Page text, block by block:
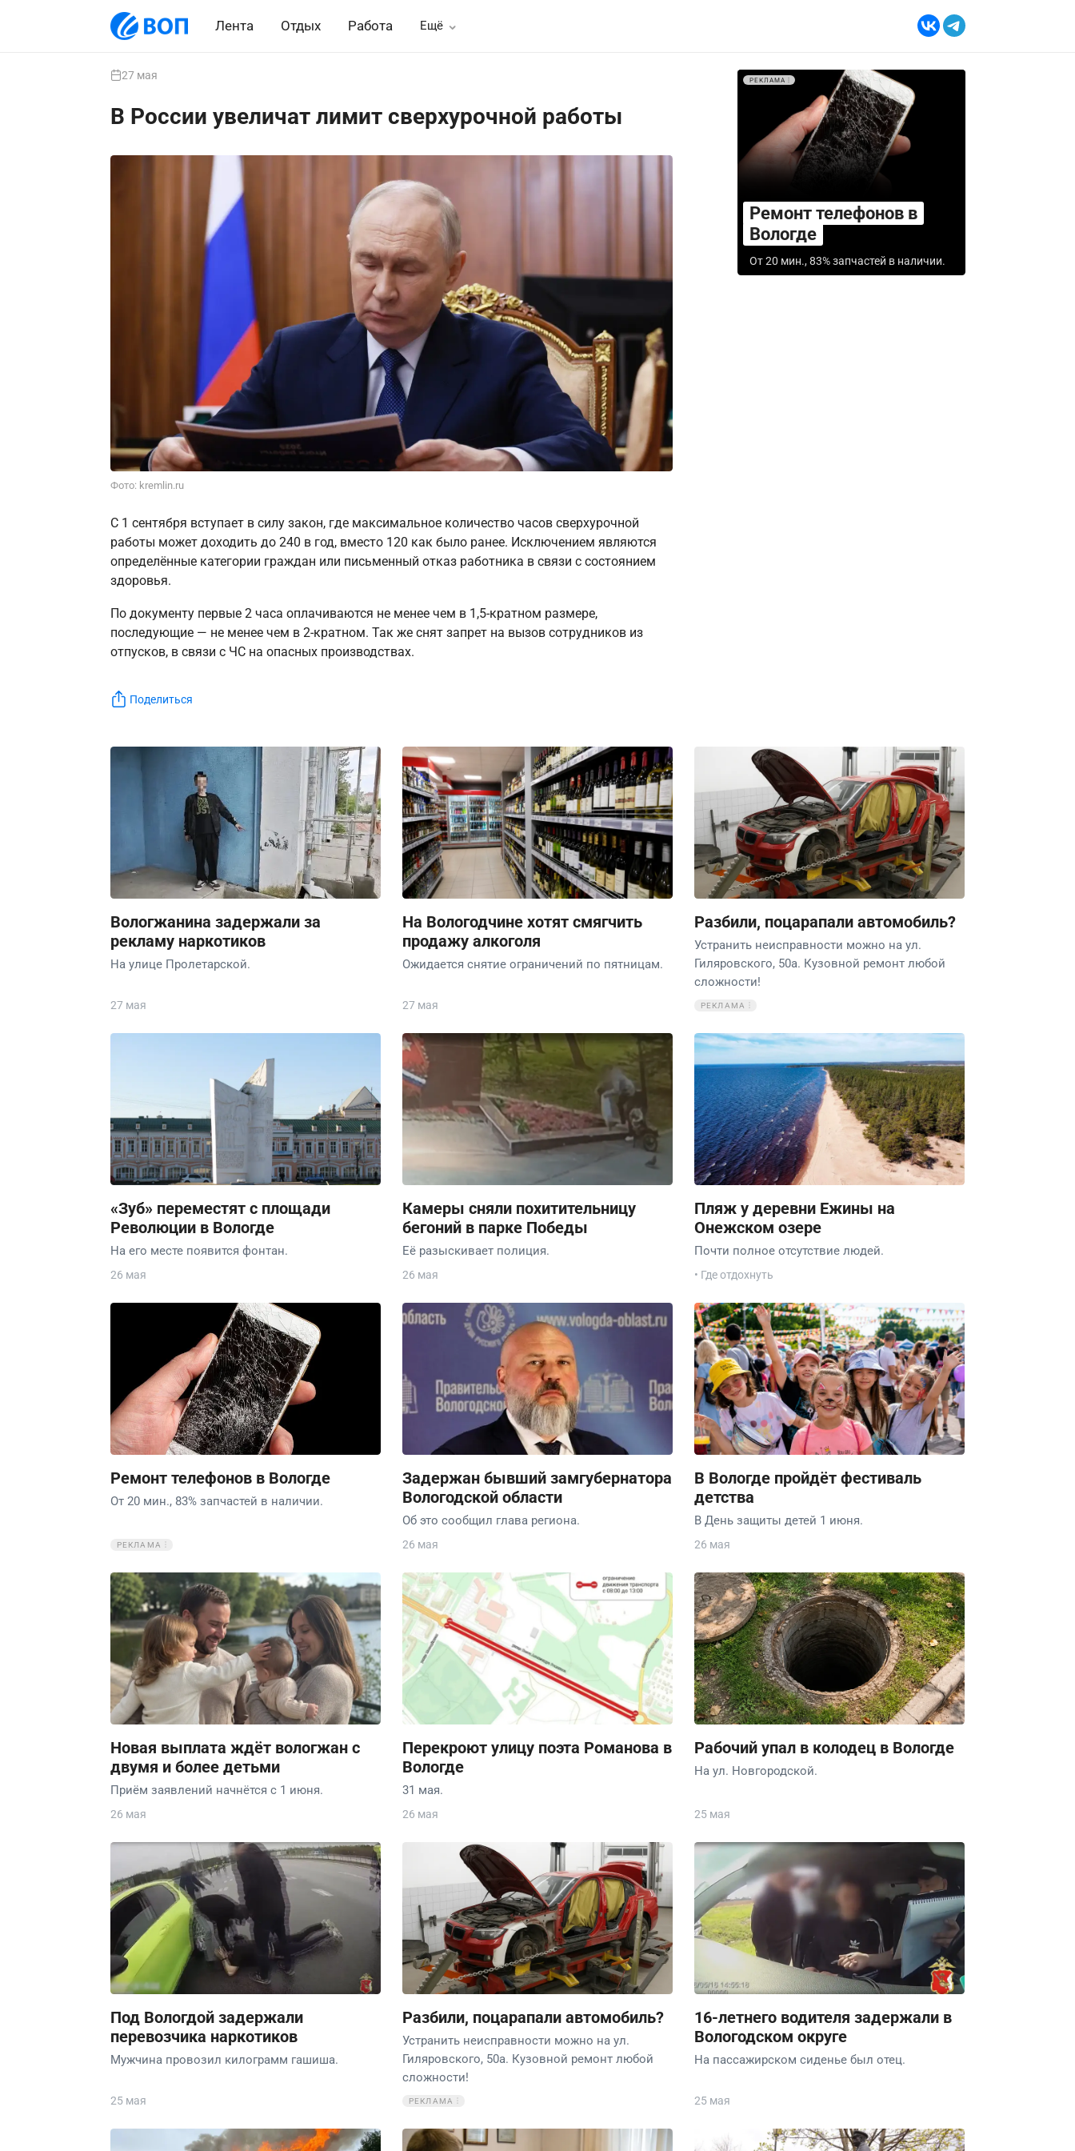
Лента Отдых Работа Ещё
27 мая
В России увеличат лимит сверхурочной работы
Фото: kremlin.ru
С 1 сентября вступает в силу закон, где максимальное количество часов сверхурочной
работы может доходить до 240 в год, вместо 120 как было ранее. Исключением являются
определённые категории граждан или письменный отказ работника в связи с состоянием
здоровья.
По документу первые 2 часа оплачиваются не менее чем в 1,5-кратном размере,
последующие — не менее чем в 2-кратном. Так же снят запрет на вызов сотрудников из
отпусков, в связи с ЧС на опасных производствах.
Поделиться
РЕКЛАМА
Ремонт телефонов в
Вологде
От 20 мин., 83% запчастей в наличии.
Вологжанина задержали за
рекламу наркотиков
На улице Пролетарской.
27 мая
На Вологодчине хотят смягчить
продажу алкоголя
Ожидается снятие ограничений по пятницам.
27 мая
Разбили, поцарапали автомобиль?
Устранить неисправности можно на ул.
Гиляровского, 50а. Кузовной ремонт любой
сложности!
РЕКЛАМА
«Зуб» переместят с площади
Революции в Вологде
На его месте появится фонтан.
26 мая
Камеры сняли похитительницу
бегоний в парке Победы
Её разыскивает полиция.
26 мая
Пляж у деревни Ежины на
Онежском озере
Почти полное отсутствие людей.
• Где отдохнуть
Ремонт телефонов в Вологде
От 20 мин., 83% запчастей в наличии.
РЕКЛАМА
Задержан бывший замгубернатора
Вологодской области
Об это сообщил глава региона.
26 мая
В Вологде пройдёт фестиваль
детства
В День защиты детей 1 июня.
26 мая
Новая выплата ждёт вологжан с
двумя и более детьми
Приём заявлений начнётся с 1 июня.
26 мая
Перекроют улицу поэта Романова в
Вологде
31 мая.
26 мая
Рабочий упал в колодец в Вологде
На ул. Новгородской.
25 мая
Под Вологдой задержали
перевозчика наркотиков
Мужчина провозил килограмм гашиша.
25 мая
Разбили, поцарапали автомобиль?
Устранить неисправности можно на ул.
Гиляровского, 50а. Кузовной ремонт любой
сложности!
РЕКЛАМА
16-летнего водителя задержали в
Вологодском округе
На пассажирском сиденье был отец.
25 мая